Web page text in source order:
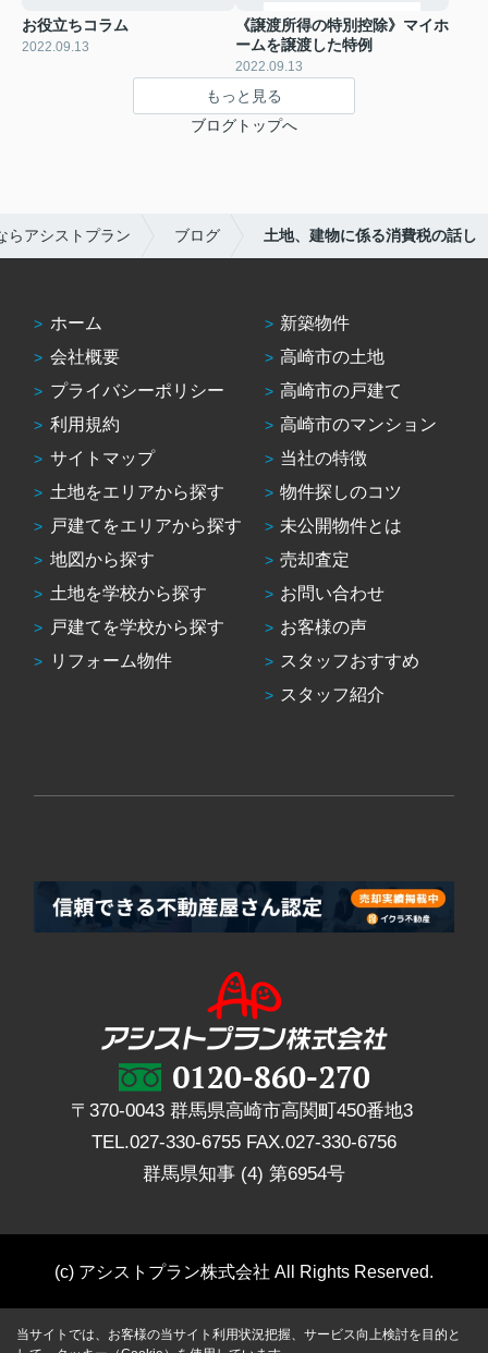
お役立ちコラム
2022.09.13
《譲渡所得の特別控除》マイホ
ームを譲渡した特例
2022.09.13
もっと見る
ブログトップへ
らアシストプラン ブログ 土地、建物に係る消費税の話し
ホーム
会社概要
プライバシーポリシー
利用規約
サイトマップ
土地をエリアから探す
戸建てをエリアから探す
地図から探す
土地を学校から探す
戸建てを学校から探す
リフォーム物件
新築物件
高崎市の土地
高崎市の戸建て
高崎市のマンション
当社の特徴
物件探しのコツ
未公開物件とは
売却査定
お問い合わせ
お客様の声
スタッフおすすめ
スタッフ紹介
〒370-0043 群馬県高崎市高関町450番地3
TEL.027-330-6755 FAX.027-330-6756
群馬県知事 (4) 第6954号
(c) アシストプラン株式会社 All Rights Reserved.
当サイトでは、お客様の当サイト利用状況把握、サービス向上検討を目的と